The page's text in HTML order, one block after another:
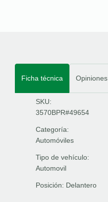
Ficha técnica Opiniones
SKU:
3570BPR#49654
Categoría:
Automóviles
Tipo de vehículo:
Automovil
Posición: Delantero